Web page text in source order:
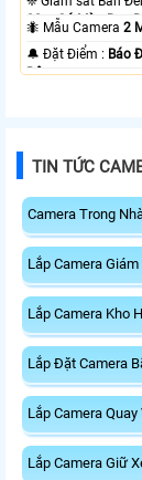
20m Có Màu Ban
🐜 Mẫu Camera2
️🔔 Đặt Điểm : Báo
Động.
TIN TỨC
Camera Trong
Lắp Camera
Lắp Camera Kho
Lắp Đặt Camera
Lắp Camera
Lắp Camera Giữ